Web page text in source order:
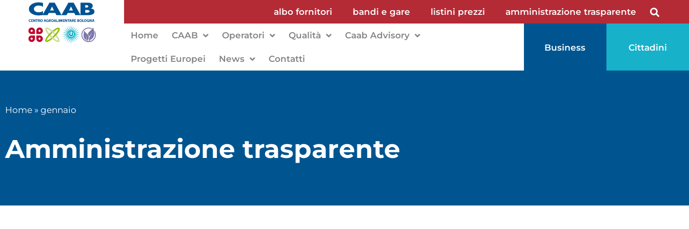
albo fornitori bandi e gare listini prezzi amministrazione trasparente
Home CAAB Operatori Qualità Caab Advisory
Progetti Europei News Contatti
Business Cittadini
Home » gennaio
Amministrazione trasparente